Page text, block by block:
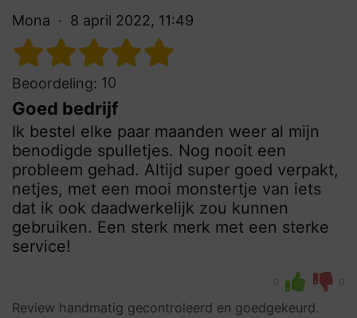
Mona 8 april 2022, 11:49
Beoordeling: 10
Goed bedrijf
Ik bestel elke paar maanden weer al mijn
benodigde spulletjes. Nog nooit een
probleem gehad. Altijd super goed verpakt,
netjes, met een mooi monstertje van iets
dat ik ook daadwerkelijk zou kunnen
gebruiken. Een sterk merk met een sterke
service!
0 0
Review handmatig gecontroleerd en goedgekeurd.